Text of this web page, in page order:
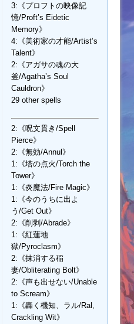
3:《プロフトの映像記
憶/Proft’s Eidetic
Memory》
4:《美術家の才能/Artist’s
Talent》
2:《アガサの魂の大
釜/Agatha’s Soul
Cauldron》
29 other spells
2:《呪文貫き/Spell
Pierce》
2:《無効/Annul》
1:《塔の点火/Torch the
Tower》
1:《炎魔法/Fire Magic》
1:《今のうちに出よ
う/Get Out》
2:《削剥/Abrade》
1:《紅蓮地
獄/Pyroclasm》
2:《抹消する稲
妻/Obliterating Bolt》
2:《声も出せない/Unable
to Scream》
1:《轟く機知、ラル/Ral,
Crackling Wit》